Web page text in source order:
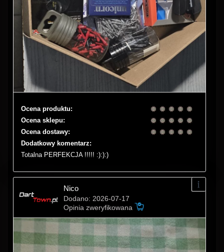
Ocena produktu:
Ocena sklepu:
Ocena dostawy:
Dodatkowy komentarz:
Totalna PERFEKCJA !!!!! :):):)
Nico
Dodano: 2026-07-17
Opinia zweryfikowana